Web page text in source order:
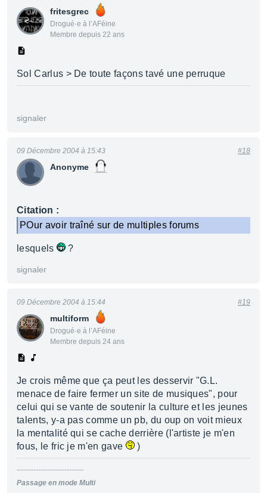
fritesgrec
Drogué·e à l’AFéine
Membre depuis 22 ans
Sol Carlus > De toute façons tavé une perruque
signaler
Anonyme
09 Décembre 2004 à 15:43 #18
Citation :
POur avoir traîné sur de multiples forums
lesquels ?
signaler
multiform
Drogué·e à l’AFéine
Membre depuis 24 ans
09 Décembre 2004 à 15:44 #19
Je crois même que ça peut les desservir "G.L.
menace de faire fermer un site de musiques", pour
celui qui se vante de soutenir la culture et les jeunes
talents, y-a pas comme un pb, du oup on voit mieux
la mentalité qui se cache derrière (l'artiste je m'en
fous, le fric je m'en gave
)
----------------------------
Passage en mode Multi